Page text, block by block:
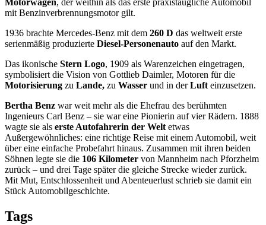
Motorwagen, der weithin als das erste praxistaugliche Automobil
mit Benzinverbrennungsmotor gilt.
1936 brachte Mercedes-Benz mit dem 260 D das weltweit erste
serienmäßig produzierte Diesel-Personenauto auf den Markt.
Das ikonische Stern Logo, 1909 als Warenzeichen eingetragen,
symbolisiert die Vision von Gottlieb Daimler, Motoren für die
Motorisierung zu Lande, zu Wasser und in derLufteinzusetzen.
Bertha Benz war weit mehr als die Ehefrau des berühmten
Ingenieurs Carl Benz – sie war eine Pionierin auf vier Rädern. 1888
wagte sie als erste Autofahrerin der Weltetwas
Außergewöhnliches: eine richtige Reise mit einem Automobil, weit
über eine einfache Probefahrt hinaus. Zusammen mit ihren beiden
Söhnen legte sie die 106 Kilometer von Mannheim nach Pforzheim
zurück – und drei Tage später die gleiche Strecke wieder zurück.
Mit Mut, Entschlossenheit und Abenteuerlust schrieb sie damit ein
Stück Automobilgeschichte.
Tags